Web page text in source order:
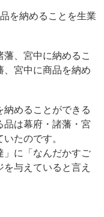
を納めることを生業
、宮中に納めるこ
、宮中に商品を納め
めることができる
品は幕府・諸藩・宮
たのです。
」に「なんだかすご
与えていると言え